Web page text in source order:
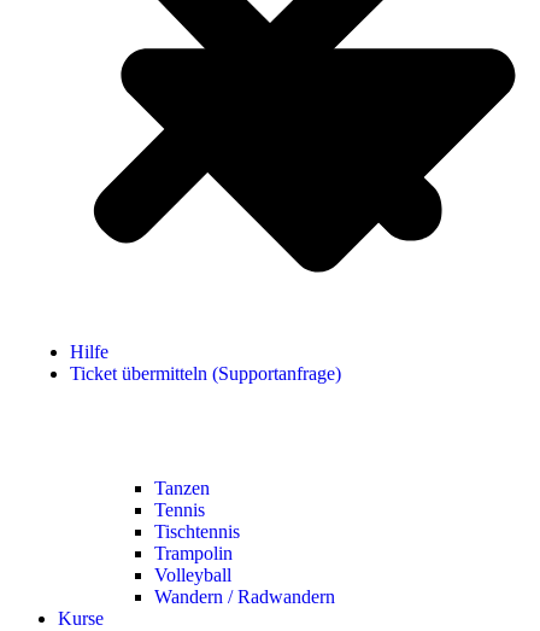
Tanzen
Tennis
Tischtennis
Trampolin
Volleyball
Wandern / Radwandern
Kurse
Hilfe
Ticket übermitteln (Supportanfrage)